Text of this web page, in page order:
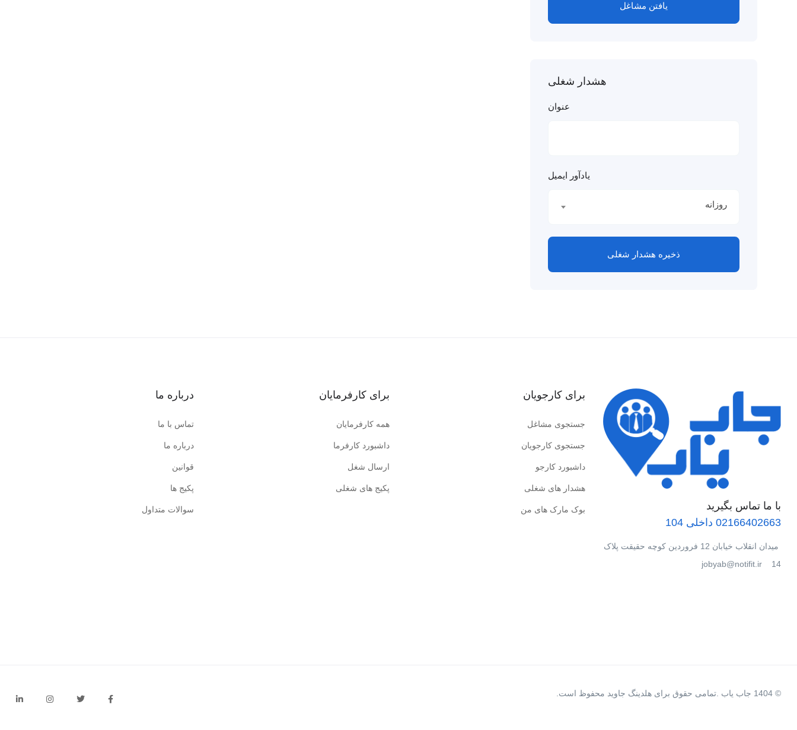
یافتن مشاغل
هشدار شغلی
عنوان
یادآور ایمیل
روزانه
ذخیره هشدار شغلی
با ما تماس بگیرید
02166402663 داخلی 104
میدان انقلاب خیابان 12 فروردین کوچه حقیقت پلاک
14 jobyab@notifit.ir
برای کارجویان
جستجوی مشاغل
جستجوی کارجویان
داشبورد کارجو
هشدار های شغلی
بوک مارک های من
برای کارفرمایان
همه کارفرمایان
داشبورد کارفرما
ارسال شغل
پکیج های شغلی
درباره ما
تماس با ما
درباره ما
قوانین
پکیج ها
سوالات متداول
© 1404 جاب یاب .تمامی حقوق برای هلدینگ جاوید محفوظ است.